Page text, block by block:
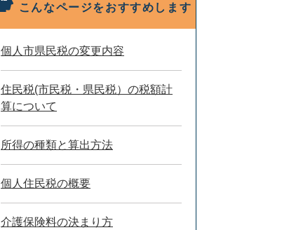
こんなページをおすすめします
個人市県民税の変更内容
住民税(市民税・県民税）の税額計
算について
所得の種類と算出方法
個人住民税の概要
介護保険料の決まり方